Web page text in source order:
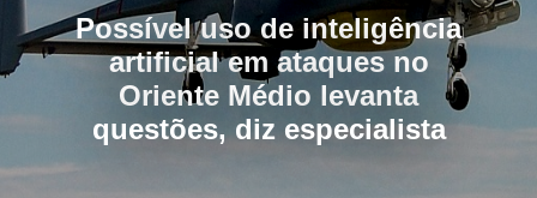
Possível uso de inteligência
artificial em ataques no
Oriente Médio levanta
questões, diz especialista